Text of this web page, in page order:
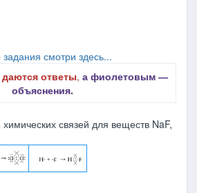
задания смотри здесь...
ответы, а фиолетовым ―
объяснения.
связей для веществ NaF,